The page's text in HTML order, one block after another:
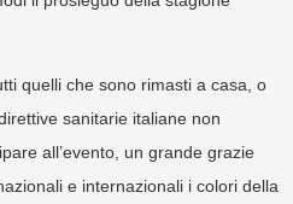
quelli che sono rimasti a casa, o
sanitarie italiane non
all’evento, un grande grazie
e internazionali i colori della